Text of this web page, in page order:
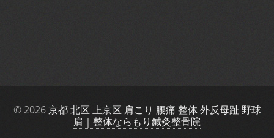
© 2026京都 北区 上京区 肩こり 腰痛 整体 外反母趾 野球
肩｜整体ならもり鍼灸整骨院